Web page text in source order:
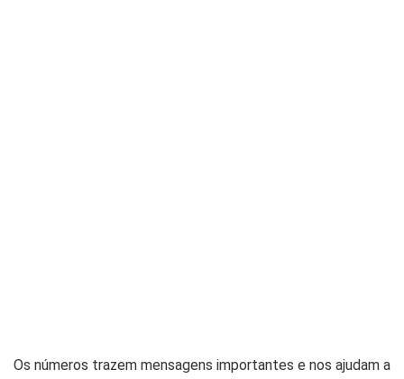
Os números trazem mensagens importantes e nos ajudam a